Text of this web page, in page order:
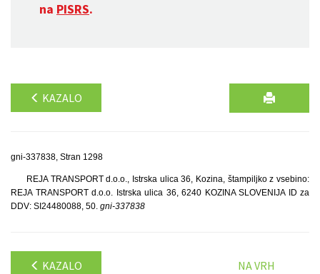
na PISRS.
KAZALO
gni-337838, Stran 1298
REJA TRANSPORT d.o.o., Istrska ulica 36, Kozina, štampiljko z vsebino:
REJA TRANSPORT d.o.o. Istrska ulica 36, 6240 KOZINA SLOVENIJA ID za
DDV: SI24480088, 50. gni-337838
KAZALO NA VRH